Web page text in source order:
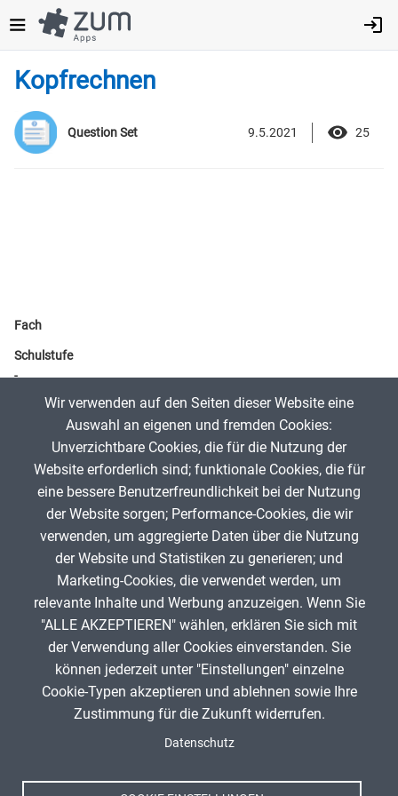
zum
Inhalt
Kopfrechnen
Question Set 9.5.2021 25
Fach
Schulstufe
-
9. Mai 2021
App melden
ANZEIGE
Spenden
Impressum
Wir verwenden auf den Seiten dieser Website eine
Auswahl an eigenen und fremden Cookies:
Unverzichtbare Cookies, die für die Nutzung der
Website erforderlich sind; funktionale Cookies, die für
eine bessere Benutzerfreundlichkeit bei der Nutzung
der Website sorgen; Performance-Cookies, die wir
verwenden, um aggregierte Daten über die Nutzung
der Website und Statistiken zu generieren; und
Marketing-Cookies, die verwendet werden, um
relevante Inhalte und Werbung anzuzeigen. Wenn Sie
"ALLE AKZEPTIEREN" wählen, erklären Sie sich mit
der Verwendung aller Cookies einverstanden. Sie
können jederzeit unter "Einstellungen" einzelne
Cookie-Typen akzeptieren und ablehnen sowie Ihre
Zustimmung für die Zukunft widerrufen.
Datenschutz